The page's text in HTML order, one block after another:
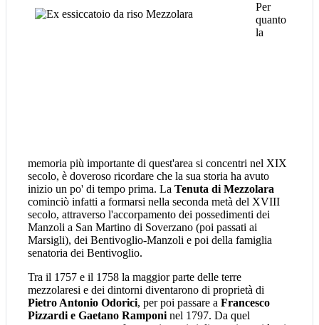
Per
quanto
la
memoria più importante di quest'area si concentri nel XIX
secolo, è doveroso ricordare che la sua storia ha avuto
inizio un po' di tempo prima. La Tenuta di Mezzolara
cominciò infatti a formarsi nella seconda metà del XVIII
secolo, attraverso l'accorpamento dei possedimenti dei
Manzoli a San Martino di Soverzano (poi passati ai
Marsigli), dei Bentivoglio-Manzoli e poi della famiglia
senatoria dei Bentivoglio.
Tra il 1757 e il 1758 la maggior parte delle terre
mezzolaresi e dei dintorni diventarono di proprietà di
Pietro Antonio Odorici, per poi passare a Francesco
Pizzardi e Gaetano Ramponi nel 1797. Da quel